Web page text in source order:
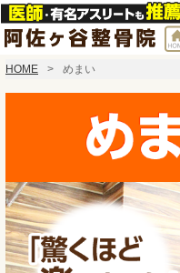
HOME めまい